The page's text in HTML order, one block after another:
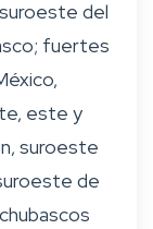
del
fuertes
este y
suroeste
de